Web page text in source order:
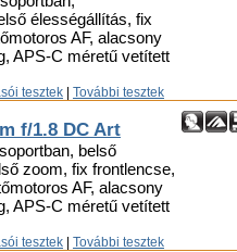
élességállítás, fix
AF, alacsony
APS-C méretű vetített
tesztek További tesztek
f/1.8 DC Art
belső
zoom, fix frontlencse,
AF, alacsony
APS-C méretű vetített
tesztek További tesztek